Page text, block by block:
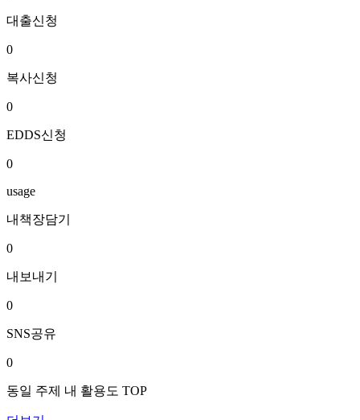
대출신청
0
복사신청
0
EDDS신청
0
usage
내책장담기
0
내보내기
0
SNS공유
0
동일 주제 내 활용도 TOP